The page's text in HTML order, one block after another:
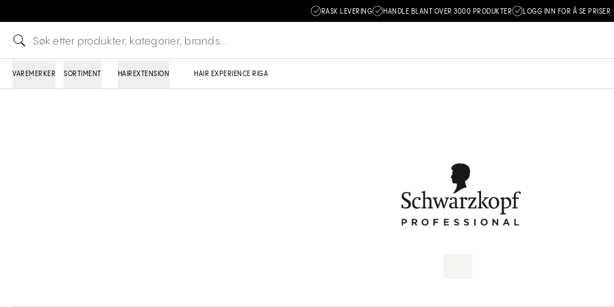
RASK LEVERING HANDLE BLANT OVER 3000 PRODUKTER LOGG INN FOR Å SE PRISER
VAREMERKER SORTIMENT HAIREXTENSION HAIR EXPERIENCE RIGA